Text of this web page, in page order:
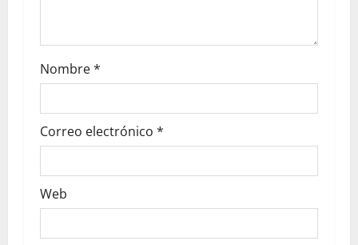
Nombre*
Correo electrónico *
Web